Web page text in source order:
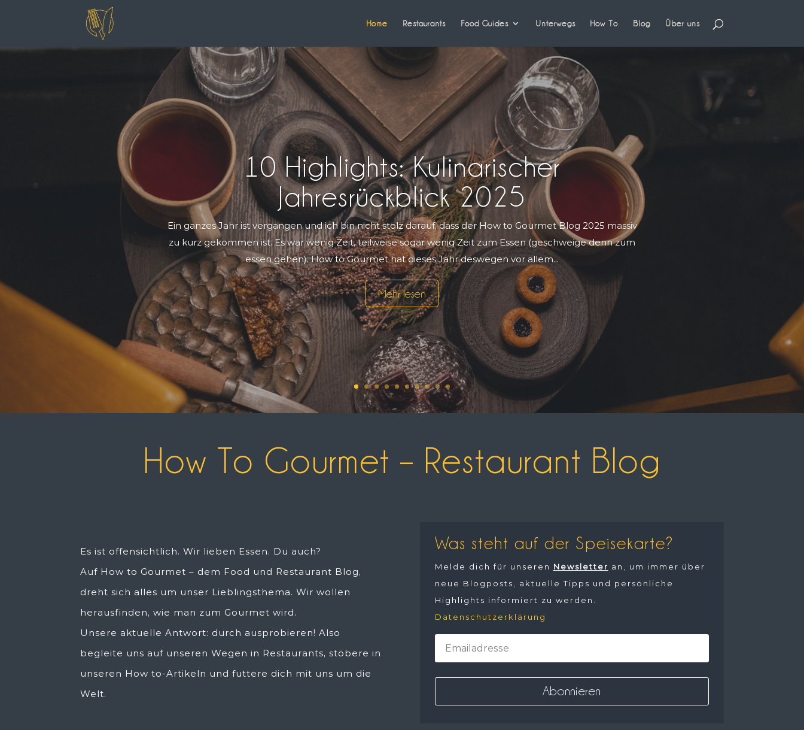
Home Restaurants Food Guides Unterwegs How To Blog Über uns
10 Highlights: Kulinarischer
Jahresrückblick 2025
Ein ganzes Jahr ist vergangen und ich bin nicht stolz darauf, dass der How to Gourmet Blog 2025 massiv
zu kurz gekommen ist. Es war wenig Zeit, teilweise sogar wenig Zeit zum Essen (geschweige denn zum
essen gehen). How to Gourmet hat dieses Jahr deswegen vor allem...
Mehr lesen
How To Gourmet – Restaurant Blog
Es ist offensichtlich. Wir lieben Essen. Du auch?
Auf How to Gourmet – dem Food und Restaurant Blog,
dreht sich alles um unser Lieblingsthema. Wir wollen
herausfinden, wie man zum Gourmet wird.
Unsere aktuelle Antwort: durch ausprobieren! Also
begleite uns auf unseren Wegen in Restaurants, stöbere in
unseren How to-Artikeln und futtere dich mit uns um die
Welt.
Was steht auf der Speisekarte?
Melde dich für unseren Newsletter an, um immer über
neue Blogposts, aktuelle Tipps und persönliche
Highlights informiert zu werden.
Datenschutzerklärung